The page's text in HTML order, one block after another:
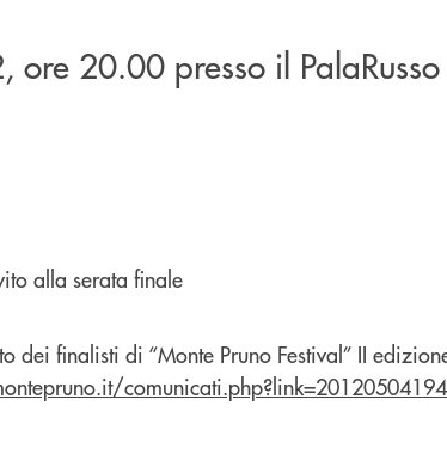
20.00 presso il
dei finalisti di “Monte Pruno Festival” II